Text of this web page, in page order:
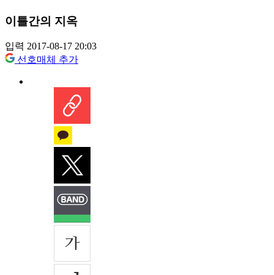
이틀간의 지옥
입력 2017-08-17 20:03
선호매체 추가